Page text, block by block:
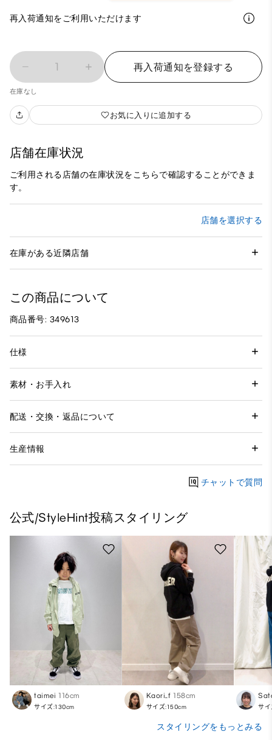
再入荷通知をご利用いただけます
1 再入荷通知を登録する
在庫なし
お気に入りに追加する
店舗在庫状況
ご利用される店舗の在庫状況をこちらで確認することができま
す。
店舗を選択する
在庫がある近隣店舗
この商品について
商品番号: 349613
仕様
素材・お手入れ
配送・交換・返品について
生産情報
チャットで質問
公式/StyleHint投稿スタイリング
taimei 116cm
サイズ:130cm
Kaori_f 158cm
サイズ:150cm サ
スタイリングをもっとみる